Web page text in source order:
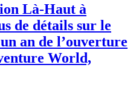
Là-Haut à
de détails sur le
an de l’ouverture
World,